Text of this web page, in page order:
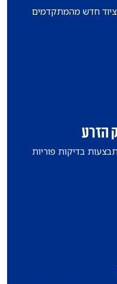
חדש מהמתקדמים
הזרע
בדיקות פוריות